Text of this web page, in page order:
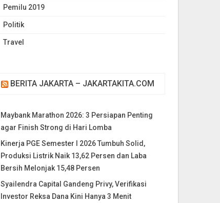
Pemilu 2019
Politik
Travel
BERITA JAKARTA – JAKARTAKITA.COM
Maybank Marathon 2026: 3 Persiapan Penting
agar Finish Strong di Hari Lomba
Kinerja PGE Semester I 2026 Tumbuh Solid,
Produksi Listrik Naik 13,62 Persen dan Laba
Bersih Melonjak 15,48 Persen
Syailendra Capital Gandeng Privy, Verifikasi
Investor Reksa Dana Kini Hanya 3 Menit